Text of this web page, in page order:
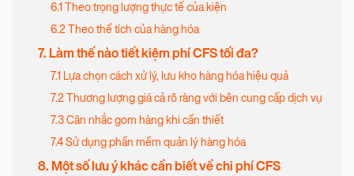
6.1 Theo trọng lượng thực tế của kiện
6.2 Theo thể tích của hàng hóa
7. Làm thế nào tiết kiệm phí CFS tối đa?
7.1 Lựa chọn cách xử lý, lưu kho hàng hóa hiệu quả
7.2 Thương lượng giá cả rõ ràng với bên cung cấp dịch vụ
7.3 Cân nhắc gom hàng khi cần thiết
7.4 Sử dụng phần mềm quản lý hàng hóa
8. Một số lưu ý khác cần biết về chi phí CFS